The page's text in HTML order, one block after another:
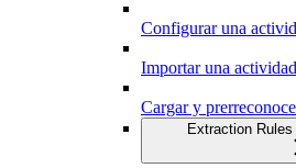
Configurar una
Importar una
Cargar y
Extraction